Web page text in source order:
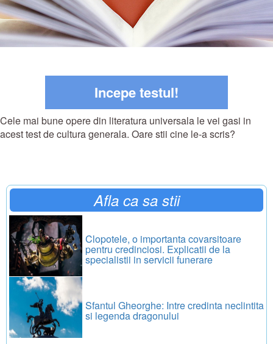
Incepe testul!
Cele mai bune opere din literatura universala le vei gasi in
acest test de cultura generala. Oare stii cine le-a scris?
Afla ca sa stii
Clopotele, o importanta covarsitoare
pentru credinciosi. Explicatii de la
specialistii in servicii funerare
Sfantul Gheorghe: Intre credinta neclintita
si legenda dragonului